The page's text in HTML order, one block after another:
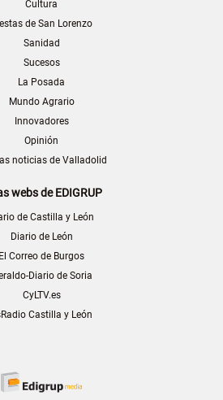
Cultura
de San Lorenzo
Sanidad
Sucesos
La Posada
Mundo Agrario
Innovadores
Opinión
noticias de Valladolid
webs de EDIGRUP
de Castilla y León
Diario de León
El Correo de Burgos
Diario de Soria
CyLTV.es
Castilla y León